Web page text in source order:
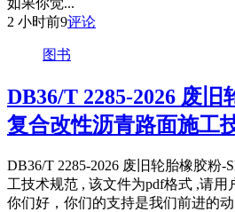
2 小时前9评论
图书
DB36/T 2285-2026 废旧
复合改性沥青路面施工
DB36/T 2285-2026 废旧轮胎橡胶粉-
工技术规范 , 该文件为pdf格式 ,请用
你们好，你们的支持是我们前进的